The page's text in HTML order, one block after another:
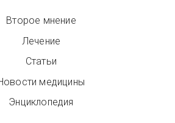
Второе мнение
Лечение
Статьи
медицины
Энциклопедия